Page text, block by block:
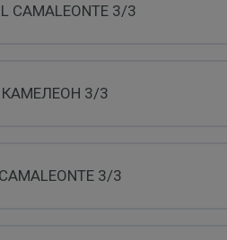
CAMALEONTE 3/3
КАМЕЛЕОН 3/3
3/3